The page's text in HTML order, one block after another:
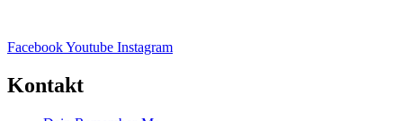
FacebookYoutube Instagram
Kontakt